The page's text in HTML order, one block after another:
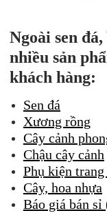
Ngoài sen
nhiều sản
khách hàng:
Sen đá
Xương rồng
Cây cảnh
Chậu cây cảnh
Phụ kiện
Cây, hoa nhựa
Báo giá bán